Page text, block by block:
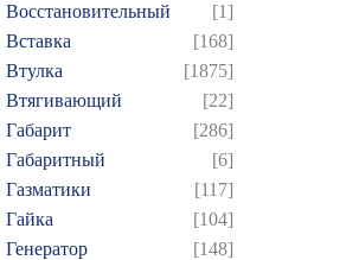
Восстановительный
[1]
Вставка
[168]
Втулка
[1875]
Втягивающий
[22]
Габарит
[286]
Габаритный
[6]
Газматики
[117]
Гайка
[104]
Генератор
[148]